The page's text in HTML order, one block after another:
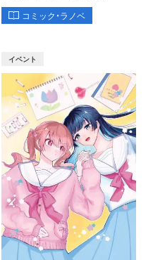
コミック・ラノベ
イベント